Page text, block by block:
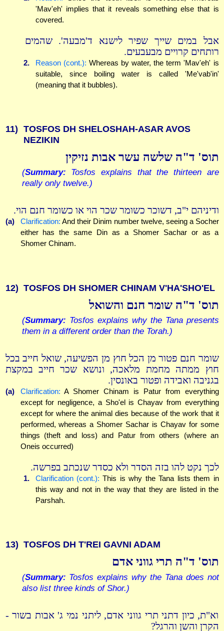
'Mav'eh' implies that it reveals something else that is
covered.
אבל במים שייך שפיר לישנא ד'מבעה'. שהמים
רותחים קרויים מבעבעים.
2. Reason (cont.): Whereas by water, the term 'Mav'eh' is
suitable, since boiling water is called 'Me'vab'in'
(meaning that it bubbles).
11) TOSFOS DH SHELOSHAH-ASAR AVOS
NEZIKIN
תוס' ד"ה שלשה עשר אבות נזיקין
(Summary: Tosfos explains that the thirteen are
really only twelve.)
ודיניהם י"ב, דשוכר כשומר שכר הוי או כשומר חנם הוי.
(a) Clarification: And their Dinim number twelve, seeing a Socher
either has the same Din as a Shomer Sachar or as a
Shomer Chinam.
12) TOSFOS DH SHOMER CHINAM V'HA'SHO'EL
תוס' ד"ה שומר חנם והשואל
(Summary: Tosfos explains why the Tana presents
them in a different order than the Torah.)
שומר חנם פטור מן הכל חוץ מן הפשיעה, שואל חייב בכל
חוץ ממתה מחמת מלאכה, ונושא שכר חייב במקצת
בגניבה ואבידה ופטור באונסין.
(a) Clarification: A Shomer Chinam is Patur from everything
except for negligence, a Sho'el is Chayav from everything
except for where the animal dies because of the work that it
performed, whereas a Shomer Sachar is Chayav for some
things (theft and loss) and Patur from others (where an
Oneis occurred)
לכך נקט להו בזה הסדר ולא כסדר שנכתב בפרשה.
1. Clarification (cont.): This is why the Tana lists them in
this way and not in the way that they are listed in the
Parshah.
13) TOSFOS DH T'REI GAVNI ADAM
תוס' ד"ה תרי גווני אדם
(Summary: Tosfos explains why the Tana does not
also list three kinds of Shor.)
וא"ת, כיון דתני תרי גווני אדם, ליתני נמי ג' אבות בשור -
הקרן והשן והרגל?